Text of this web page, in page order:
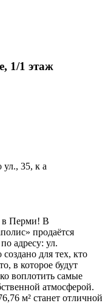
1/1 этаж
35, к а
в Перми! В
продаётся
адресу: ул.
для тех, кто
в которое будут
воплотить самые
атмосферой.
м² станет отличной